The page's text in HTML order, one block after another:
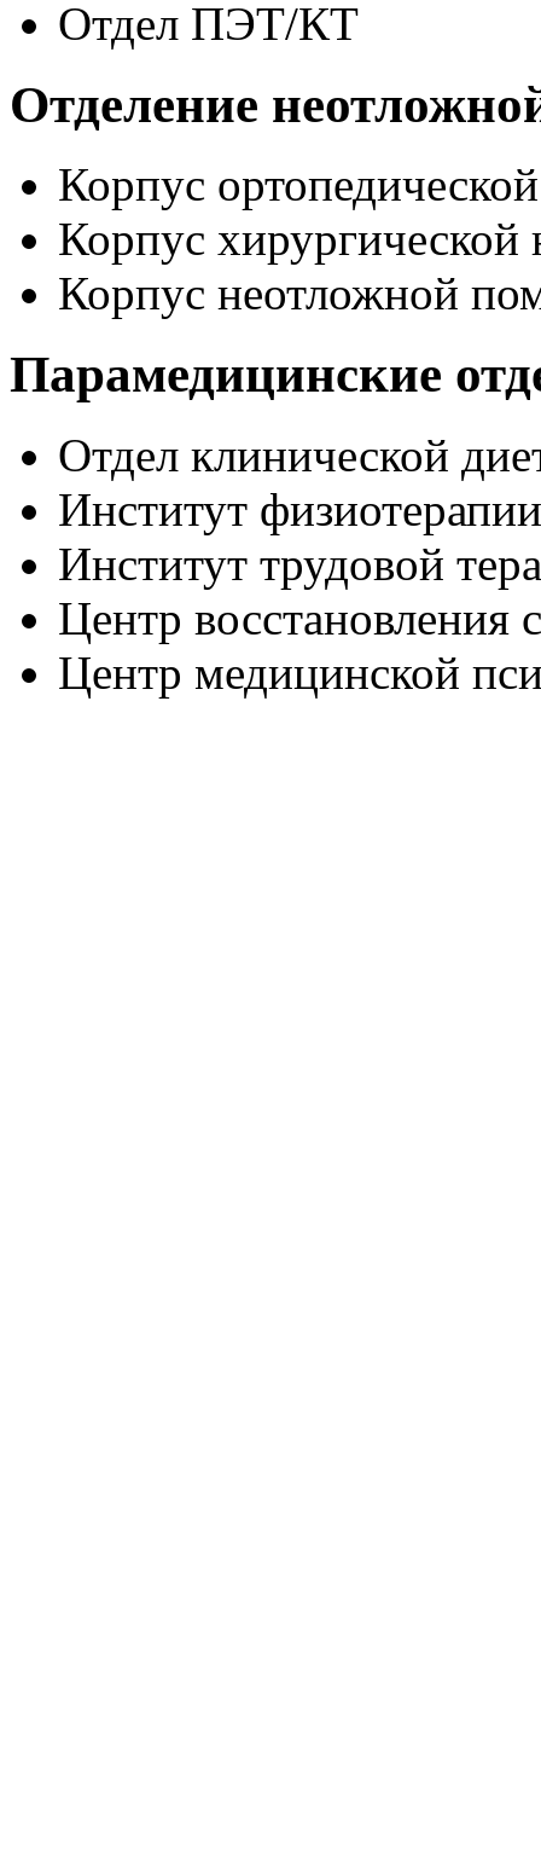
Отдел ПЭТ/КТ
Отделение
Корпус
Корпус
Корпус неотложной
Парамедицинские
Отдел клинической
Институт физиотерапии
Институт трудовой
Центр восстановления
Центр медицинской